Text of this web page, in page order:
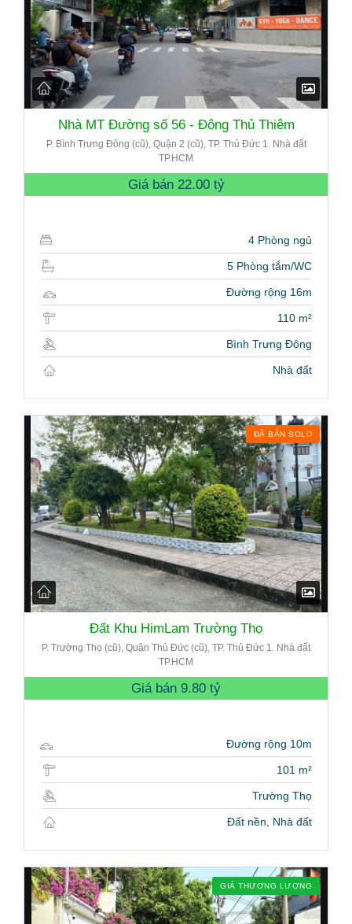
Nhà MT Đường số 56 - Đông Thủ Thiêm
P. Bình Trưng Đông (cũ), Quận 2 (cũ), TP. Thủ Đức 1. Nhà đất
TP.HCM
Giá bán 22.00 tỷ
4 Phòng ngủ
5 Phòng tắm/WC
Đường rộng 16m
110 m²
Bình Trưng Đông
Nhà đất
ĐÃ BÁN SOLD
Đất Khu HimLam Trường Thọ
P. Trường Thọ (cũ), Quận Thủ Đức (cũ), TP. Thủ Đức 1. Nhà đất
TP.HCM
Giá bán 9.80 tỷ
Đường rộng 10m
101 m²
Trường Thọ
Đất nền, Nhà đất
GIÁ THƯƠNG LƯỢNG